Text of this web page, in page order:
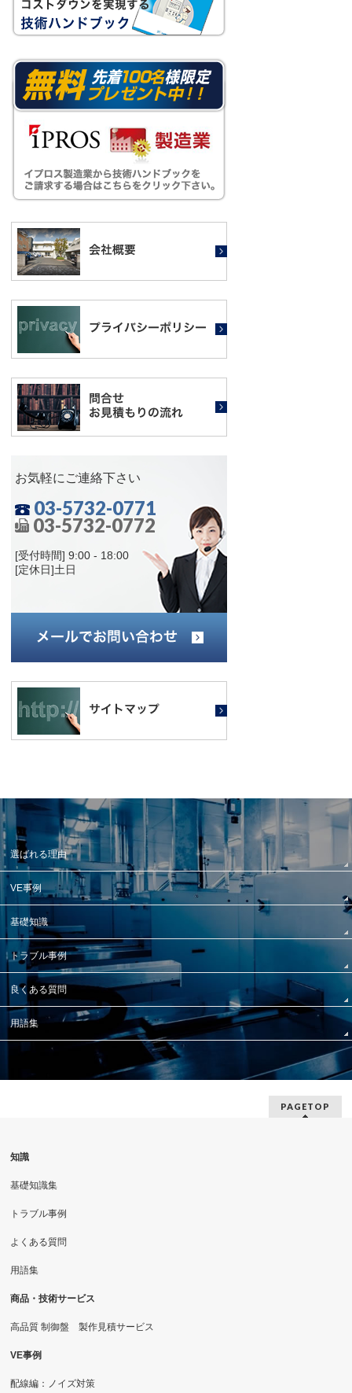
お気軽にご連絡下さい
03-5732-0771
03-5732-0772
[受付時間] 9:00 - 18:00
[定休日]土日
選ばれる理由
VE事例
基礎知識
トラブル事例
良くある質問
用語集
PAGETOP
知識
基礎知識集
トラブル事例
よくある質問
用語集
商品・技術サービス
高品質 制御盤 製作見積サービス
VE事例
配線編：ノイズ対策